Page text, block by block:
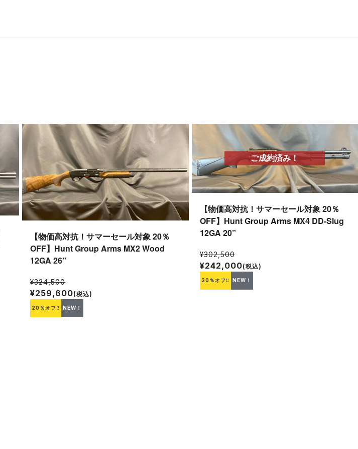
【物価高対抗！サマーセール対象 20％
OFF】Hunt Group Arms MX2 Wood
12GA 26”
¥324,500
¥259,600(税込)
20％オフ‼ NEW！
ご成約済み！
【物価高対抗！サマーセール対象 20％
OFF】Hunt Group Arms MX4 DD-Slug
12GA 20”
¥302,500
¥242,000(税込)
20％オフ‼ NEW！